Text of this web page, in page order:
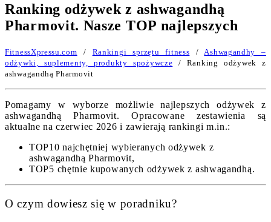
Ranking odżywek z ashwagandhą
Pharmovit. Nasze TOP najlepszych
FitnessXpressu.com / Rankingi sprzętu fitness / Ashwagandhy –
odżywki, suplementy, produkty spożywcze / Ranking odżywek z
ashwagandhą Pharmovit
Pomagamy w wyborze możliwie najlepszych odżywek z
ashwagandhą Pharmovit. Opracowane zestawienia są
aktualne na czerwiec 2026 i zawierają rankingi m.in.:
TOP10 najchętniej wybieranych odżywek z
ashwagandhą Pharmovit,
TOP5 chętnie kupowanych odżywek z ashwagandhą.
O czym dowiesz się w poradniku?